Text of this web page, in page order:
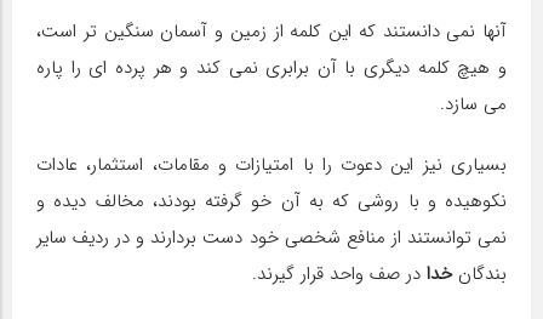
آنها نمی دانستند كه این كلمه از زمین و آسمان سنگین تر است،
و هیچ كلمه دیگری با آن برابری نمی كند و هر پرده ای را پاره
می سازد.
بسیاری نیز این دعوت را با امتیازات و مقامات، استثمار، عادات
نكوهیده و با روشی كه به آن خو گرفته بودند، مخالف دیده و
نمی توانستند از منافع شخصی خود دست بردارند و در ردیف سایر
بندگانخدا در صف واحد قرار گیرند.